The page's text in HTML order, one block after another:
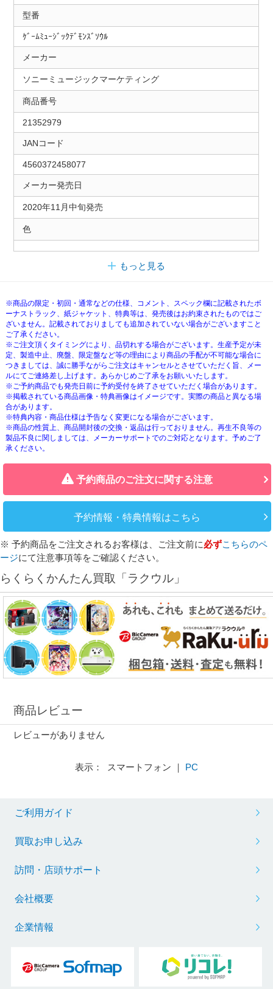
型番
ｹﾞｰﾑﾐｭｰｼﾞｯｸﾃﾞﾓﾝｽﾞｿｳﾙ
メーカー
ソニーミュージックマーケティング
商品番号
21352979
JANコード
4560372458077
メーカー発売日
2020年11月中旬発売
色
もっと見る
※商品の限定・初回・通常などの仕様、コメント、スペック欄に記載されたボ
ーナストラック、紙ジャケット、特典等は、発売後はお約束されたものではご
ざいません。記載されておりましても追加されていない場合がございますこと
ご了承ください。
※ご注文頂くタイミングにより、品切れする場合がございます。生産予定が未
定、製造中止、廃盤、限定盤など等の理由により商品の手配が不可能な場合に
つきましては、誠に勝手ながらご注文はキャンセルとさせていただく旨、メー
ルにてご連絡差し上げます。あらかじめご了承をお願いいたします。
※ご予約商品でも発売日前に予約受付を終了させていただく場合があります。
※掲載されている商品画像・特典画像はイメージです。実際の商品と異なる場
合があります。
※特典内容・商品仕様は予告なく変更になる場合がございます。
※商品の性質上、商品開封後の交換・返品は行っておりません。再生不良等の
製品不良に関しましては、メーカーサポートでのご対応となります。予めご了
承ください。
予約商品のご注文に関する注意
予約情報・特典情報はこちら
※ 予約商品をご注文されるお客様は、ご注文前に必ずこちらのペ
ージにて注意事項等をご確認ください。
らくらくかんたん買取「ラクウル」
商品レビュー
レビューがありません
表示： スマートフォン ｜ PC
ご利用ガイド
買取お申し込み
訪問・店頭サポート
会社概要
企業情報